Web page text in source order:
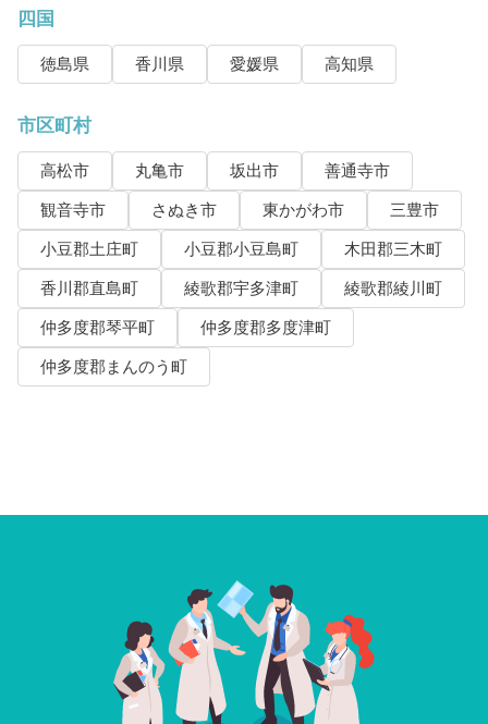
四国
徳島県 香川県 愛媛県 高知県
市区町村
高松市 丸亀市 坂出市
善通寺市
観音寺市
さぬき市 東かがわ市
三豊市
小豆郡土庄町
小豆郡小豆島町
木田郡三木町
香川郡直島町
綾歌郡宇多津町
綾歌郡綾川町
仲多度郡琴平町
仲多度郡多度津町
仲多度郡まんのう町